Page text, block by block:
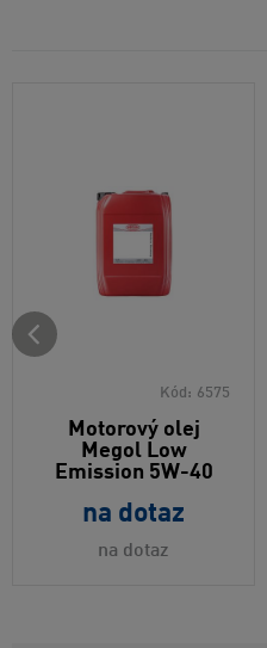
Kód: 6575
Motorový olej
Megol Low
Emission 5W-40
na dotaz
na dotaz